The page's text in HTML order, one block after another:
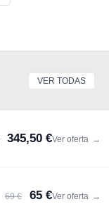
VER TODAS
345,50 €Ver oferta →
69 € 65 €Ver oferta →